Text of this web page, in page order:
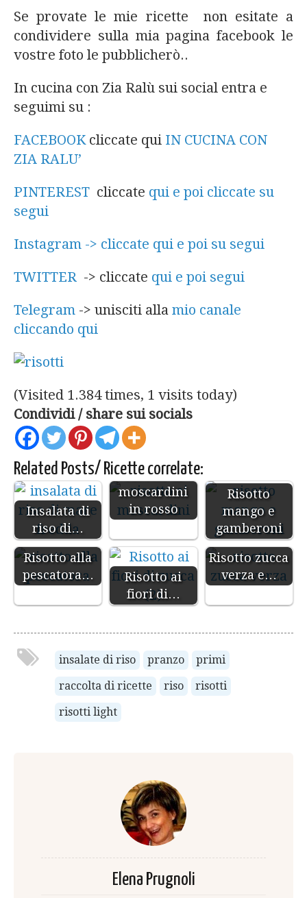
Se provate le mie ricette non esitate a
condividere sulla mia pagina facebook le
vostre foto le pubblicherò..
In cucina con Zia Ralù sui social entra e
seguimi su :
FACEBOOKcliccate qui IN CUCINA CON
ZIA RALU’
PINTEREST cliccate qui e poi cliccate su
segui
Instagram -> cliccate qui e poi su segui
TWITTER -> cliccate qui e poi segui
Telegram -> unisciti alla mio canale
cliccando qui
(Visited 1.384 times, 1 visits today)
Condividi / share sui socials
Related Posts/ Ricette correlate:
Insalata di
riso di…
Risotto ai
moscardini
in rosso
Risotto
mango e
gamberoni
Risotto alla
pescatora…
Risotto ai
fiori di…
Risotto zucca
verza e…
insalate di riso pranzo
primi
raccolta di ricette
riso
risotti
risotti light
Elena Prugnoli